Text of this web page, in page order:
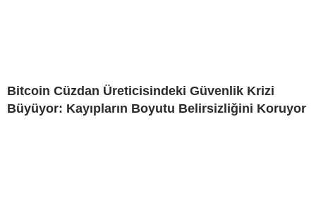
Bitcoin Cüzdan Üreticisindeki Güvenlik Krizi
Büyüyor: Kayıpların Boyutu Belirsizliğini Koruyor